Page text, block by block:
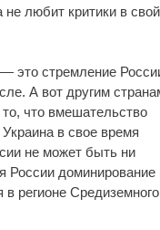
любит критики в свой
— это стремление
А вот другим
что вмешательство
в свое время
не может быть ни
России доминирование
регионе